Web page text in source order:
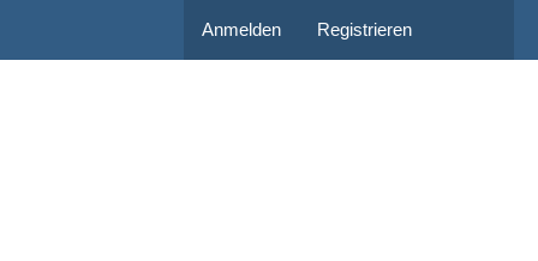
Anmelden Registrieren